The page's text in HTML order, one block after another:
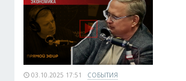
03.10.2025 17:51 СОБЫТИЯ